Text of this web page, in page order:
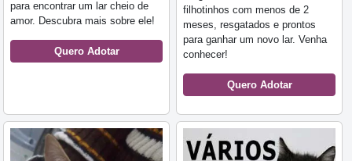
para encontrar um lar cheio de
amor. Descubra mais sobre ele!
Quero Adotar
filhotinhos com menos de 2
meses, resgatados e prontos
para ganhar um novo lar. Venha
conhecer!
Quero Adotar